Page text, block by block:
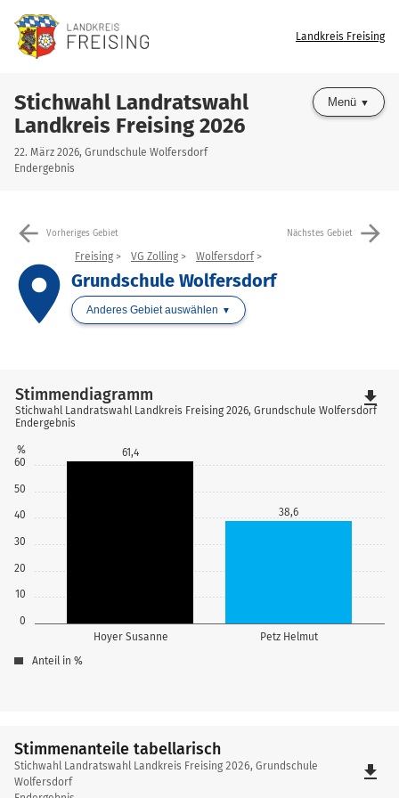
Landkreis Freising
Stichwahl Landratswahl
Landkreis Freising 2026
22. März 2026, Grundschule Wolfersdorf
Endergebnis
Menü
arrow_back Vorheriges Gebiet Nächstes Gebiet arrow_forward
place
Freising VG Zolling Wolfersdorf
Grundschule Wolfersdorf
Anderes Gebiet auswählen
0
10
20
30
40
50
60
%
Hoyer Susanne Petz Helmut
61,4
38,6
Stimmendiagramm
Stichwahl Landratswahl Landkreis Freising 2026, Grundschule Wolfersdorf
Endergebnis
Anteil in %
file_download
Stimmenanteile tabellarisch
Stimmenanteile
tabellarisch
Stichwahl Landratswahl Landkreis Freising 2026, Grundschule
Wolfersdorf
file_download